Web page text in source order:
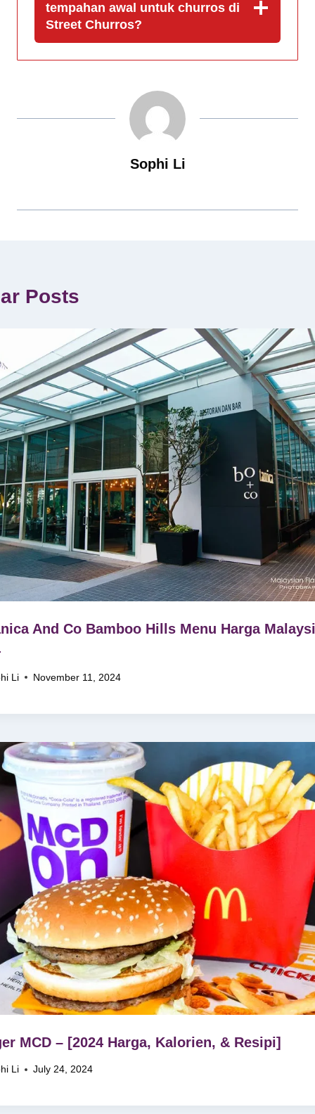
tempahan awal untuk churros di
Street Churros?
Sophi Li
Posts
And Co Bamboo Hills Menu Harga
Li November 11, 2024
MCD – [2024 Harga, Kalorien, & Resipi]
Li July 24, 2024